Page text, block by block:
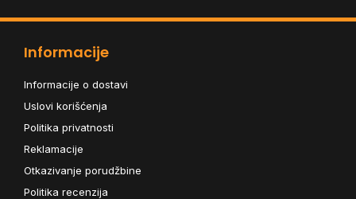
Informacije
Informacije o dostavi
Uslovi korišćenja
Politika privatnosti
Reklamacije
Otkazivanje porudžbine
Politika recenzija